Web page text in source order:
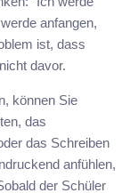
anfangen,
ist, dass
davor.
können Sie
das
das Schreiben
anfühlen,
der Schüler